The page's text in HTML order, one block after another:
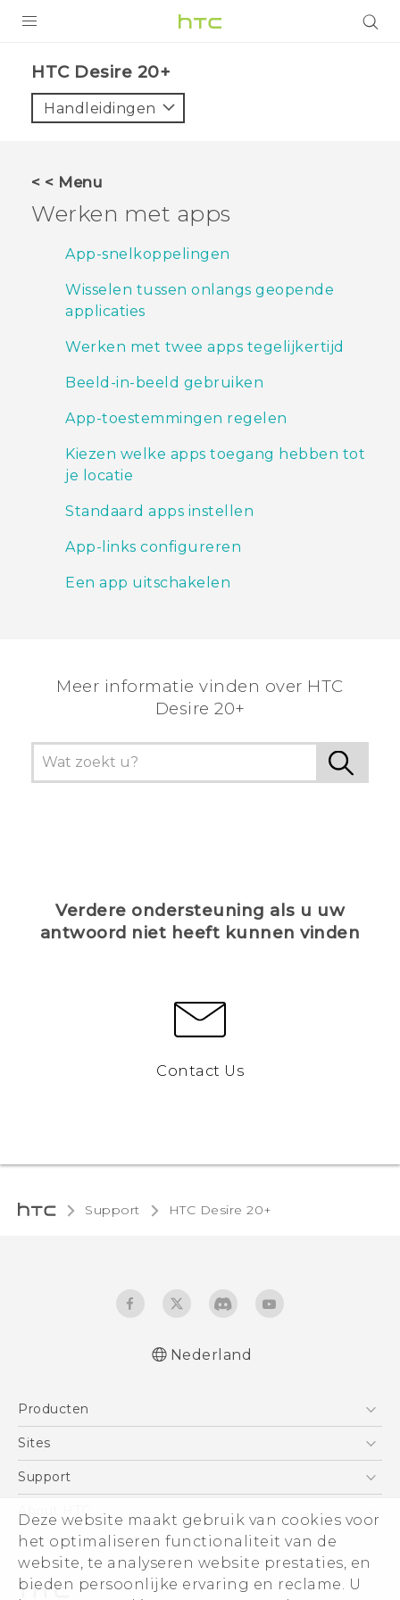
Deze website maakt gebruik van cookies voor
het optimaliseren functionaliteit van de
website, te analyseren website prestaties, en
bieden persoonlijke ervaring en reclame. U
VIVE
SUPPORT
HTC-apparaten & -accessoires
VIVERSE
HTC Desire 20+‎
Handleidingen
< < Menu
Werken met apps
App-snelkoppelingen
Wisselen tussen onlangs geopende
applicaties
Werken met twee apps tegelijkertijd
Beeld-in-beeld gebruiken
App-toestemmingen regelen
Kiezen welke apps toegang hebben tot
je locatie
Standaard apps instellen
App-links configureren
Een app uitschakelen
Meer informatie vinden over HTC
Desire 20+
Verdere ondersteuning als u uw
antwoord niet heeft kunnen vinden
Contact Us
Support HTC Desire 20+‎
Nederlands - Gebruikershandleiding
wettelijke voorschriften
Safety and regulatory guide
Nederland
Producten
Telefoons
Vive
Accessoires
Sites
HTC Vive
Aan de slag
Support
Support voor eCommerce
About HTC
ESG
Informatie over het bedrijf